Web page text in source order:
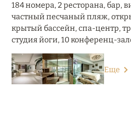
184 номера, 2 ресторана, бар,
частный песчаный пляж,
крытый бассейн, спа-центр,
студия йоги, 10 конференц-
Еще